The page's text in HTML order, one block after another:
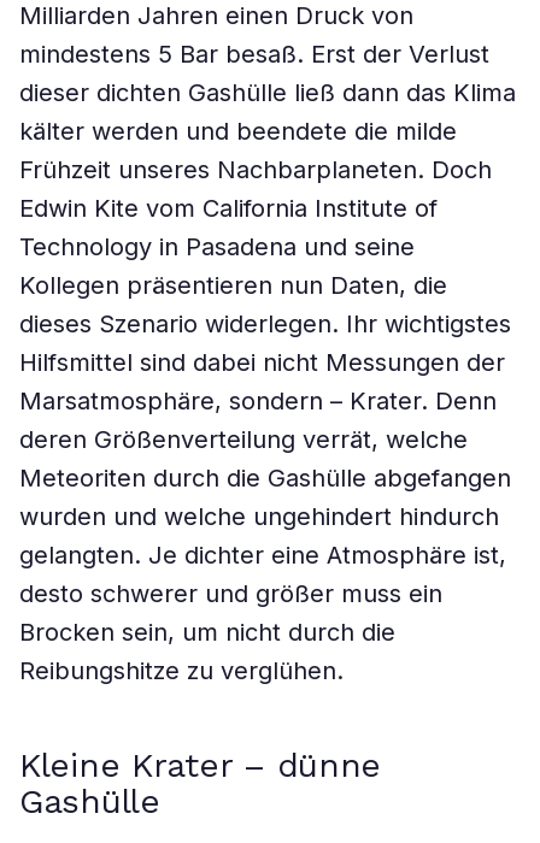
Milliarden Jahren einen Druck von
mindestens 5 Bar besaß. Erst der Verlust
dieser dichten Gashülle ließ dann das Klima
kälter werden und beendete die milde
Frühzeit unseres Nachbarplaneten. Doch
Edwin Kite vom California Institute of
Technology in Pasadena und seine
Kollegen präsentieren nun Daten, die
dieses Szenario widerlegen. Ihr wichtigstes
Hilfsmittel sind dabei nicht Messungen der
Marsatmosphäre, sondern – Krater. Denn
deren Größenverteilung verrät, welche
Meteoriten durch die Gashülle abgefangen
wurden und welche ungehindert hindurch
gelangten. Je dichter eine Atmosphäre ist,
desto schwerer und größer muss ein
Brocken sein, um nicht durch die
Reibungshitze zu verglühen.
Kleine Krater – dünne
Gashülle